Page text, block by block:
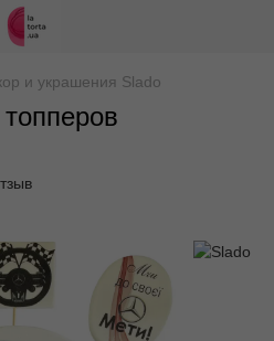
и украшения Slado